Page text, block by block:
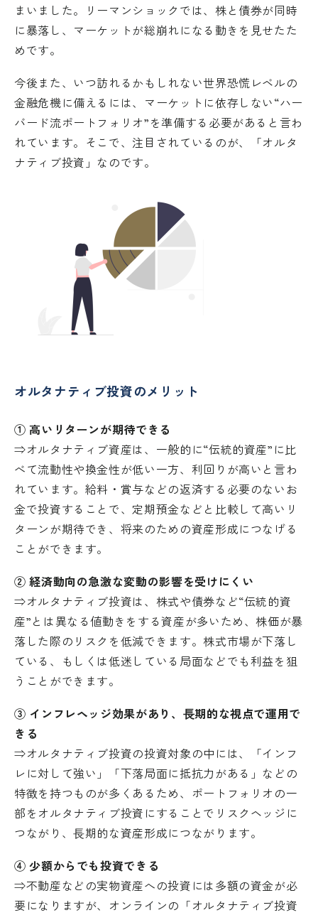
まいました。リーマンショックでは、株と債券が同時
に暴落し、マーケットが総崩れになる動きを見せたた
めです。
今後また、いつ訪れるかもしれない世界恐慌レベルの
金融危機に備えるには、マーケットに依存しない“ハー
バード流ポートフォリオ”を準備する必要があると言わ
れています。そこで、注目されているのが、「オルタ
ナティブ投資」なのです。
オルタナティブ投資のメリット
① 高いリターンが期待できる
⇒オルタナティブ資産は、一般的に“伝統的資産”に比
べて流動性や換金性が低い一方、利回りが高いと言わ
れています。給料・賞与などの返済する必要のないお
金で投資することで、定期預金などと比較して高いリ
ターンが期待でき、将来のための資産形成につなげる
ことができます。
② 経済動向の急激な変動の影響を受けにくい
⇒オルタナティブ投資は、株式や債券など“伝統的資
産”とは異なる値動きをする資産が多いため、株価が暴
落した際のリスクを低減できます。株式市場が下落し
ている、もしくは低迷している局面などでも利益を狙
うことができます。
③ インフレヘッジ効果があり、⾧期的な視点で運用で
きる
⇒オルタナティブ投資の投資対象の中には、「インフ
レに対して強い」「下落局面に抵抗力がある」などの
特徴を持つものが多くあるため、ポートフォリオの一
部をオルタナティブ投資にすることでリスクヘッジに
つながり、⾧期的な資産形成につながります。
④ 少額からでも投資できる
⇒不動産などの実物資産への投資には多額の資金が必
要になりますが、オンラインの「オルタナティブ投資
外部サイトへリンクします。
これより先は、SAMURAI証券のウェ
ブサイトではありません
移動する